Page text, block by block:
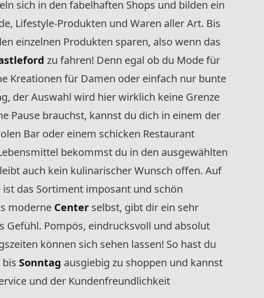
sich in den fabelhaften Shops und bilden ein
Lifestyle-Produkten und Waren aller Art. Bis
einzelnen Produkten sparen, also wenn das
zu fahren! Denn egal ob du Mode für
Kreationen für Damen oder einfach nur bunte
der Auswahl wird hier wirklich keine Grenze
Pause brauchst, kannst du dich in einem der
Bar oder einem schicken Restaurant
bekommst du in den ausgewählten
auch kein kulinarischer Wunsch offen. Auf
das Sortiment imposant und schön
moderne Center selbst, gibt dir ein sehr
Gefühl. Pompös, eindrucksvoll und absolut
können sich sehen lassen! So hast du
bis Sonntag ausgiebig zu shoppen und kannst
und der Kundenfreundlichkeit